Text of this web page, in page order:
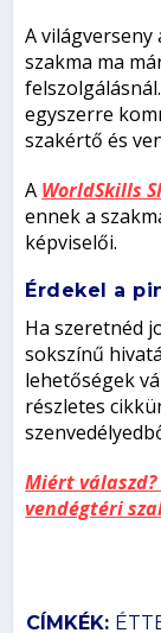
A
szakma ma
egyszerre
szakértő és
A WorldSkills
ennek a
képviselői.
Érdekel a
Ha szeretnéd
sokszínű
lehetőségek
részletes
Miért
vendégtéri
CÍMKÉK: